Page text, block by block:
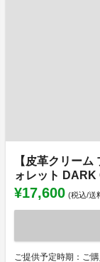
【皮革クリー
ォレット
¥17,600 (税込/送
ご提供予定時期：ご